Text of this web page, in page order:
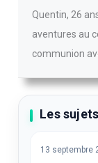
Quentin, 26
aventures au
communion
Les
13 septembre